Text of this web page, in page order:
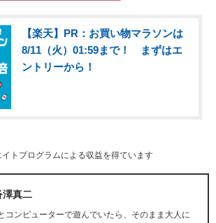
【楽天】PR：お買い物マラソンは
8/11（火）01:59まで！ まずはエ
ントリーから！
トプログラムによる収益を得ています
澤真二
コンピューターで遊んでいたら、そのまま大人に